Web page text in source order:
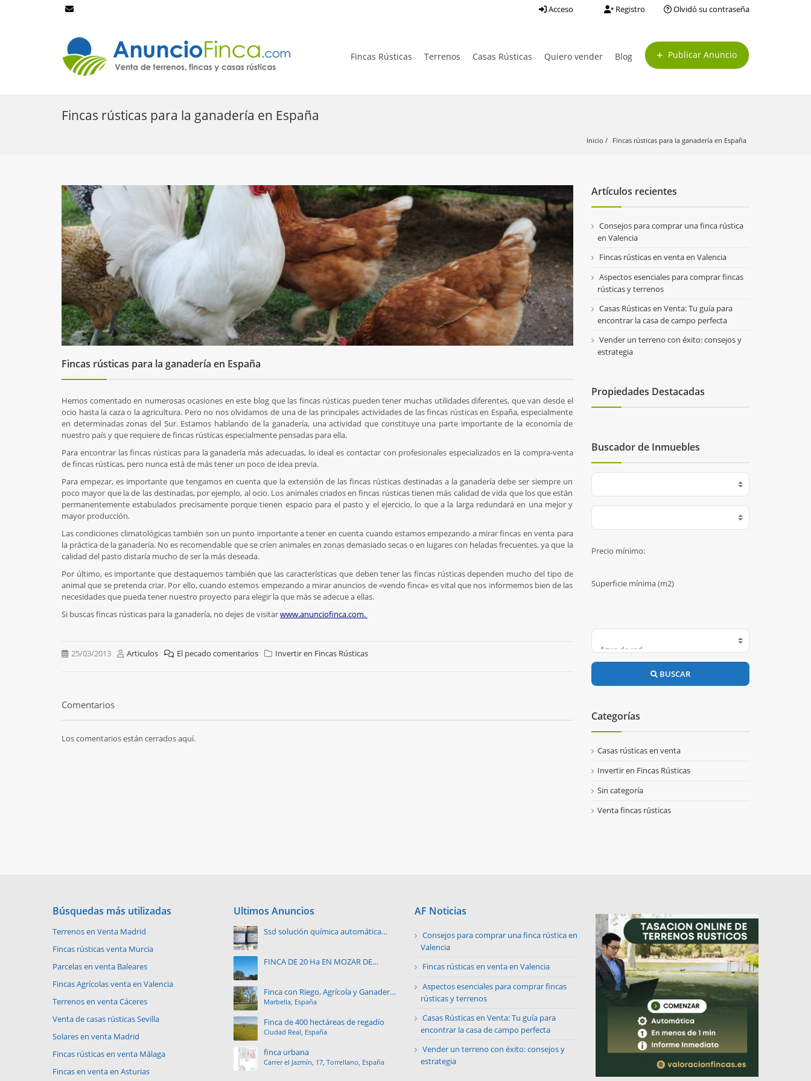
Acceso Registro Olvidó su contraseña
Fincas Rústicas Terrenos Casas Rústicas Quiero vender Blog Publicar Anuncio
Fincas rústicas para la ganadería en España
Inicio Fincas rústicas para la ganadería en España
Fincas rústicas para la ganadería en España
Hemos comentado en numerosas ocasiones en este blog que las fincas rústicas pueden tener muchas utilidades diferentes, que van desde el
ocio hasta la caza o la agricultura. Pero no nos olvidamos de una de las principales actividades de las fincas rústicas en España, especialmente
en determinadas zonas del Sur. Estamos hablando de la ganadería, una actividad que constituye una parte importante de la economía de
nuestro país y que requiere de fincas rústicas especialmente pensadas para ella.
Para encontrar las fincas rústicas para la ganadería más adecuadas, lo ideal es contactar con profesionales especializados en la compra-venta
de fincas rústicas, pero nunca está de más tener un poco de idea previa.
Para empezar, es importante que tengamos en cuenta que la extensión de las fincas rústicas destinadas a la ganadería debe ser siempre un
poco mayor que la de las destinadas, por ejemplo, al ocio. Los animales criados en fincas rústicas tienen más calidad de vida que los que están
permanentemente estabulados precisamente porque tienen espacio para el pasto y el ejercicio, lo que a la larga redundará en una mejor y
mayor producción.
Las condiciones climatológicas también son un punto importante a tener en cuenta cuando estamos empezando a mirar fincas en venta para
la práctica de la ganadería. No es recomendable que se críen animales en zonas demasiado secas o en lugares con heladas frecuentes, ya que la
calidad del pasto distaría mucho de ser la más deseada.
Por último, es importante que destaquemos también que las características que deben tener las fincas rústicas dependen mucho del tipo de
animal que se pretenda criar. Por ello, cuando estemos empezando a mirar anuncios de «vendo finca» es vital que nos informemos bien de las
necesidades que pueda tener nuestro proyecto para elegir la que más se adecue a ellas.
Si buscas fincas rústicas para la ganadería, no dejes de visitarwww.anunciofinca.com.
25/03/2013 Articulos El pecado comentarios Invertir en Fincas Rústicas
Comentarios
Los comentarios están cerrados aquí.
Artículos recientes
Consejos para comprar una finca rústica
en Valencia
Fincas rústicas en venta en Valencia
Aspectos esenciales para comprar fincas
rústicas y terrenos
Casas Rústicas en Venta: Tu guía para
encontrar la casa de campo perfecta
Vender un terreno con éxito: consejos y
estrategia
Propiedades Destacadas
Buscador de Inmuebles
Precio mínimo:
Superficie mínima (m2)
BUSCAR
Categorías
Casas rústicas en venta
Invertir en Fincas Rústicas
Sin categoría
Venta fincas rústicas
Búsquedas más utilizadas
Terrenos en Venta Madrid
Fincas rústicas venta Murcia
Parcelas en venta Baleares
Fincas Agrícolas venta en Valencia
Terrenos en venta Cáceres
Venta de casas rústicas Sevilla
Solares en venta Madrid
Fincas rústicas en venta Málaga
Fincas en venta en Asturias
Ultimos Anuncios
Ssd solución química automática
FINCA DE 20 Ha EN MOZAR DE
Finca con Riego, Agrícola y Ganadera
en Argentina
Marbella, España
Finca de 400 hectáreas de regadío
Ciudad Real, España
finca urbana
Carrer el Jazmín, 17, Torrellano, España
AF Noticias
Consejos para comprar una finca rústica en
Valencia
Fincas rústicas en venta en Valencia
Aspectos esenciales para comprar fincas
rústicas y terrenos
Casas Rústicas en Venta: Tu guía para
encontrar la casa de campo perfecta
Vender un terreno con éxito: consejos y
estrategia